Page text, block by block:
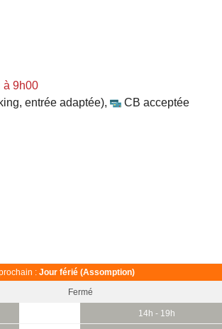
à 9h00
entrée adaptée),
CB acceptée
: Jour férié (Assomption)
Fermé
14h - 19h